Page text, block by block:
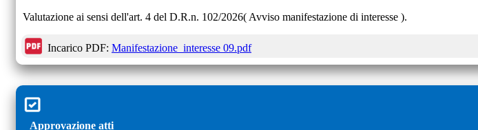
Valutazione ai sensi dell'art. 4 del D.R.n. 102/2026( Avviso manifestazione di interesse ).
Incarico PDF: Manifestazione_interesse 09.pdf
Approvazione atti